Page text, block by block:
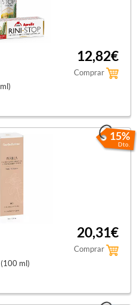
12,82€
Comprar
15%
Dto.
20,31€
Comprar
ml)